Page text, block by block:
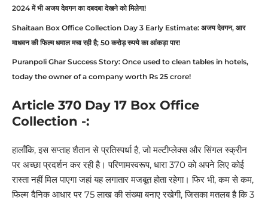
2024 में भी अजय देवगन का दबदबा देखने को मिलेगा!
Shaitaan Box Office Collection Day 3 Early Estimate: अजय देवगन, आर
माधवन की फिल्म धमाल मचा रही है; 50 करोड़ रुपये का आंकड़ा पार!
Puranpoli Ghar Success Story: Once used to clean tables in hotels,
today the owner of a company worth Rs 25 crore!
Article 370 Day 17 Box Office
Collection -:
हालाँकि, इस सप्ताह शैतान से प्रतिस्पर्धा है, जो मल्टीप्लेक्स और सिंगल स्क्रीन
पर अच्छा प्रदर्शन कर रही है। परिणामस्वरूप, धारा 370 को अपने लिए कोई
रास्ता नहीं मिल पाएगा जहां यह लगातार मजबूत होता रहेगा। फिर भी, कम से कम,
फिल्म दैनिक आधार पर 75 लाख की संख्या बनाए रखेगी, जिसका मतलब है कि 3